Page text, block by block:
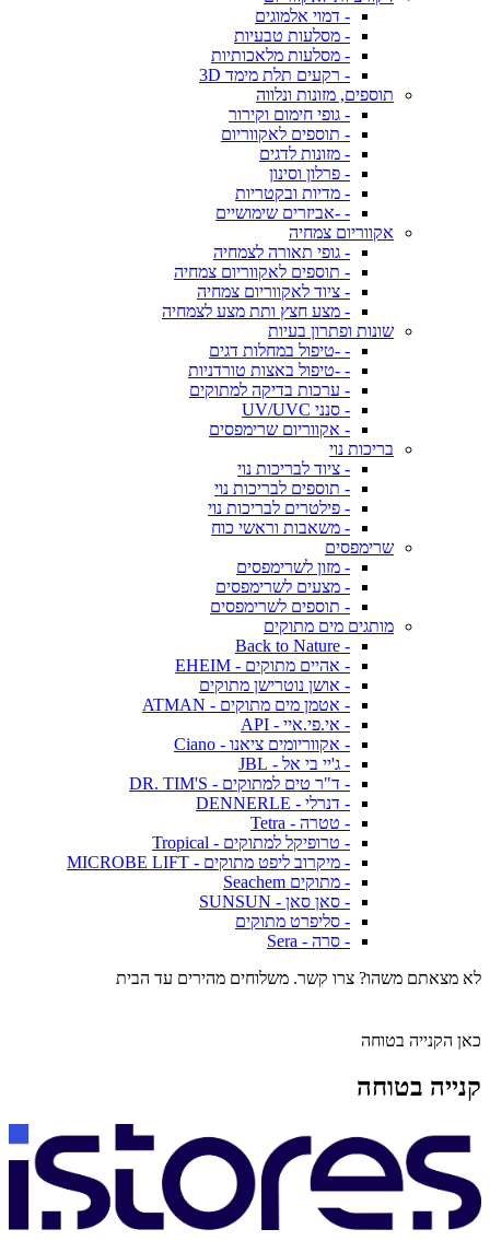
- דמוי אלמוגים
- מסלעות טבעיות
- מסלעות מלאכותיות
- רקעים תלת מימד 3D
תוספים, מזונות ונלווה
- גופי חימום וקירור
- תוספים לאקווריום
- מזונות לדגים
- פרלון וסינון
- מדיות ובקטריות
- -אביזרים שימושיים
אקווריום צמחיה
- גופי תאורה לצמחיה
- תוספים לאקווריום צמחיה
- ציוד לאקווריום צמחיה
- מצע חצץ ותת מצע לצמחיה
שונות ופתרון בעיות
- -טיפול במחלות דגים
- -טיפול באצות טורדניות
- ערכות בדיקה למתוקים
- סנני UV/UVC
- אקווריום שרימפסים
בריכות נוי
- ציוד לבריכות נוי
- תוספים לבריכות נוי
- פילטרים לבריכות נוי
- משאבות וראשי כוח
שרימפסים
- מזון לשרימפסים
- מצעים לשרימפסים
- תוספים לשרימפסים
מותגים מים מתוקים
- Back to Nature
- אהיים מתוקים - EHEIM
- אושן נוטרישן מתוקים
- אטמן מים מתוקים - ATMAN
- אי.פי.איי - API
- אקווריומים ציאנו - Ciano
- ג'יי בי אל - JBL
- ד"ר טים למתוקים - DR. TIM'S
- דנרלי - DENNERLE
- טטרה - Tetra
- טרופיקל למתוקים - Tropical
- מיקרוב ליפט מתוקים - MICROBE LIFT
- מתוקים Seachem
- סאן סאן - SUNSUN
- סליפרט מתוקים
- סרה - Sera
לא מצאתם משהו? צרו קשר. משלוחים מהירים עד הבית
כאן הקנייה בטוחה
קנייה בטוחה